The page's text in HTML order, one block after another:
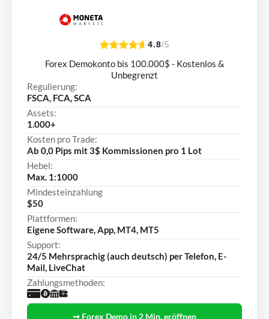
4.8/5
Forex Demokonto bis 100.000$ - Kostenlos &
Unbegrenzt
Regulierung:
FSCA, FCA, SCA
Assets:
1.000+
Kosten pro Trade:
Ab 0,0 Pips mit 3$ Kommissionen pro 1 Lot
Hebel:
Max. 1:1000
Mindesteinzahlung
$50
Plattformen:
Eigene Software, App, MT4, MT5
Support:
24/5 Mehrsprachig (auch deutsch) per Telefon, E-
Mail, LiveChat
Zahlungsmethoden:
➞ Forex Demo in 2 Min. eröffnen